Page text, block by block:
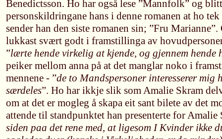
Benedictsson. Ho har også lese ”Mannfolk” og
personskildringane hans i denne romanen at ho
sender han den siste romanen sin; ”Fru
lukkast svært godt i framstillinga av
”lærte hende virkelig at kjende, og gjennem hende
peiker mellom anna på at det manglar noko i
mennene - ”de to Mandspersoner interesserer mig
særdeles”. Ho har ikkje slik som Amalie Skram
om at det er mogleg å skapa eit sant bilete av det
attende til standpunktet han presenterte for Amalie
siden paa det rene med, at ligesom I Kvinder ikke